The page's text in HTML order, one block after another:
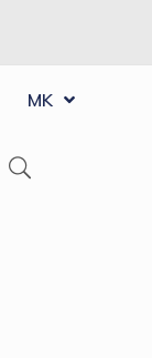
MK
SQ